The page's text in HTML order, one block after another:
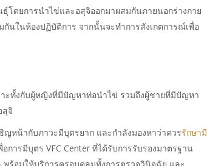
โดยการนำไข่และอสุจิออกมาผสมกันภายนอกร่างกาย
นในห้องปฏิบัติการ จากนั้นจะทำการสังเกตการณ์เพื่อ
าะทั้งกับผู้หญิงที่มีปัญหาท่อนำไข่ รวมถึงผู้ชายที่มีปัญหา
สุจิ
หน้ากับภาวะมีบุตรยาก และกำลังมองหาว่าควรรักษามี
การมีบุตร VFC Center ที่ได้รับการรับรองมาตรฐาน